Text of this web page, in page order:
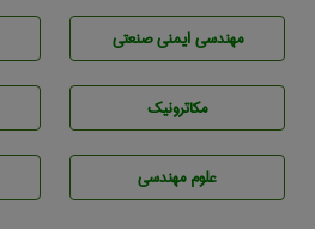
مهندسی ایمنی صنعتی
مکاترونیک
علوم مهندسی